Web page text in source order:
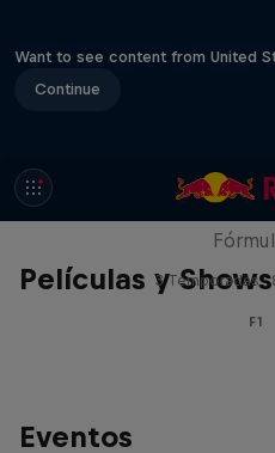
Want to see content from United
Continue
Películas y Shows
Red Bull
3 Temporadas
F1
Eventos